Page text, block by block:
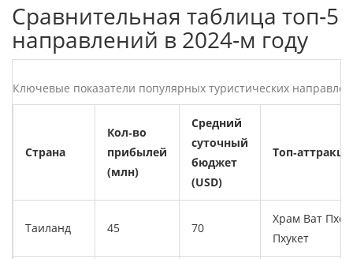
Сравнительная таблица топ‑5
направлений в 2024‑м году
Ключевые показатели популярных туристических
Страна
Кол‑во
прибылей
(млн)
Средний
суточный
бюджет
(USD)
Таиланд 45 70
Храм Ват Пхо,
Пхукет